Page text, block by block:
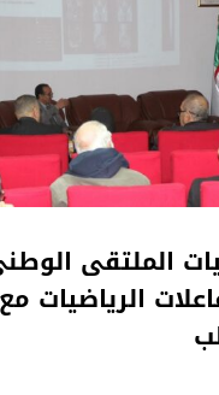
الملتقى
الرياضيات